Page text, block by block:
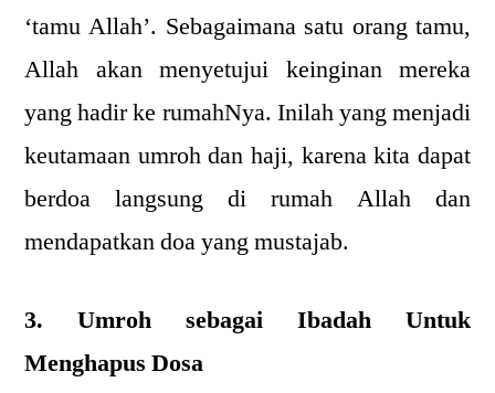
‘tamu Allah’. Sebagaimana satu orang tamu,
Allah akan menyetujui keinginan mereka
yang hadir ke rumahNya. Inilah yang menjadi
keutamaan umroh dan haji, karena kita dapat
berdoa langsung di rumah Allah dan
mendapatkan doa yang mustajab.
3. Umroh sebagai Ibadah Untuk
Menghapus Dosa